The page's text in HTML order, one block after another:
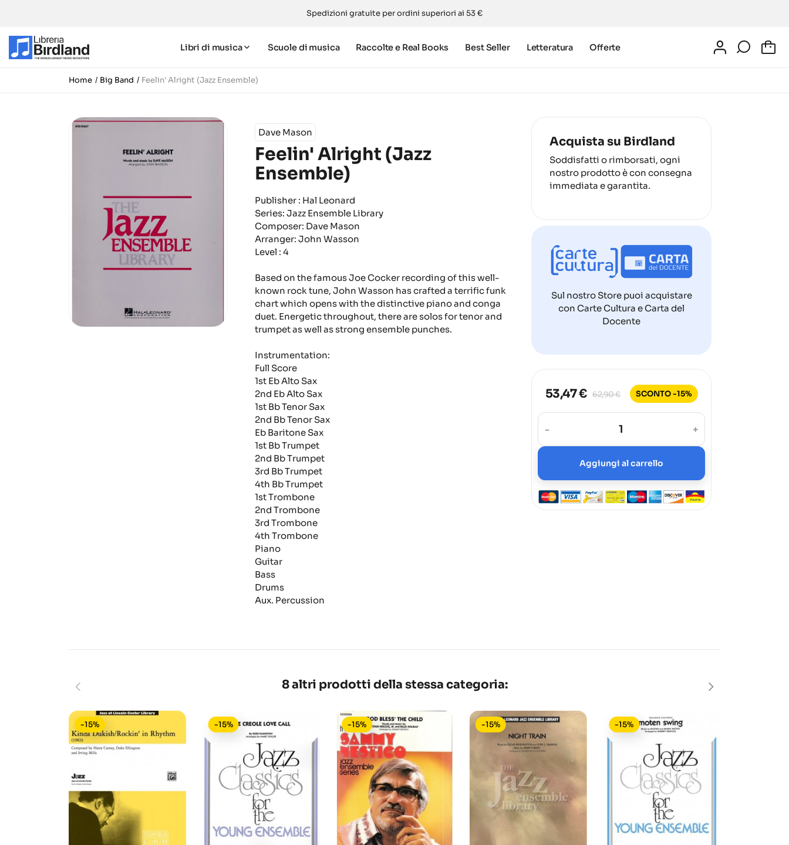
Spedizioni gratuite per ordini superiori ai 53 €
Libri di musica Scuole di musica Raccolte e Real Books Best Seller Letteratura Offerte
Home Big Band Feelin' Alright (Jazz Ensemble)
Dave Mason
Feelin' Alright (Jazz
Ensemble)
Publisher : Hal Leonard
Series: Jazz Ensemble Library
Composer: Dave Mason
Arranger: John Wasson
Level : 4
Based on the famous Joe Cocker recording of this well-
known rock tune, John Wasson has crafted a terrific funk
chart which opens with the distinctive piano and conga
duet. Energetic throughout, there are solos for tenor and
trumpet as well as strong ensemble punches.
Instrumentation:
Full Score
1st Eb Alto Sax
2nd Eb Alto Sax
1st Bb Tenor Sax
2nd Bb Tenor Sax
Eb Baritone Sax
1st Bb Trumpet
2nd Bb Trumpet
3rd Bb Trumpet
4th Bb Trumpet
1st Trombone
2nd Trombone
3rd Trombone
4th Trombone
Piano
Guitar
Bass
Drums
Aux. Percussion
Acquista su Birdland
Soddisfatti o rimborsati, ogni
nostro prodotto è con consegna
immediata e garantita.
Sul nostro Store puoi acquistare
con Carte Cultura e Carta del
Docente
53,47 € 62,90 € SCONTO -15%
- +
Aggiungi al carrello
8 altri prodotti della stessa categoria:
-15% -15% -15% -15% -15%